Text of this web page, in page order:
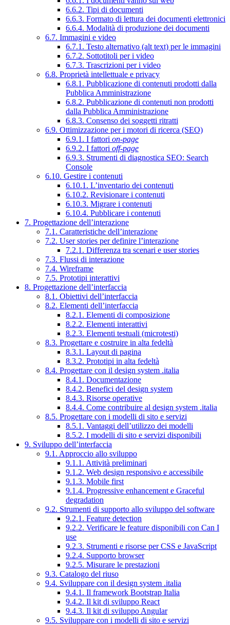
6.6.2. Tipi di documenti
6.6.3. Formato di lettura dei documenti elettronici
6.6.4. Modalità di produzione dei documenti
6.7. Immagini e video
6.7.1. Testo alternativo (alt text) per le immagini
6.7.2. Sottotitoli per i video
6.7.3. Trascrizioni per i video
6.8. Proprietà intellettuale e privacy
6.8.1. Pubblicazione di contenuti prodotti dalla
Pubblica Amministrazione
6.8.2. Pubblicazione di contenuti non prodotti
dalla Pubblica Amministrazione
6.8.3. Consenso dei soggetti ritratti
6.9. Ottimizzazione per i motori di ricerca (SEO)
6.9.1. I fattori on-page
6.9.2. I fattori off-page
6.9.3. Strumenti di diagnostica SEO: Search
Console
6.10. Gestire i contenuti
6.10.1. L’inventario dei contenuti
6.10.2. Revisionare i contenuti
6.10.3. Migrare i contenuti
6.10.4. Pubblicare i contenuti
7. Progettazione dell’interazione
7.1. Caratteristiche dell’interazione
7.2. User stories per definire l’interazione
7.2.1. Differenza tra scenari e user stories
7.3. Flussi di interazione
7.4. Wireframe
7.5. Prototipi interattivi
8. Progettazione dell’interfaccia
8.1. Obiettivi dell’interfaccia
8.2. Elementi dell’interfaccia
8.2.1. Elementi di composizione
8.2.2. Elementi interattivi
8.2.3. Elementi testuali (microtesti)
8.3. Progettare e costruire in alta fedeltà
8.3.1. Layout di pagina
8.3.2. Prototipi in alta fedeltà
8.4. Progettare con il design system .italia
8.4.1. Documentazione
8.4.2. Benefici del design system
8.4.3. Risorse operative
8.4.4. Come contribuire al design system .italia
8.5. Progettare con i modelli di sito e servizi
8.5.1. Vantaggi dell’utilizzo dei modelli
8.5.2. I modelli di sito e servizi disponibili
9. Sviluppo dell’interfaccia
9.1. Approccio allo sviluppo
9.1.1. Attività preliminari
9.1.2. Web design responsivo e accessibile
9.1.3. Mobile first
9.1.4. Progressive enhancement e Graceful
degradation
9.2. Strumenti di supporto allo sviluppo del software
9.2.1. Feature detection
9.2.2. Verificare le feature disponibili con Can I
use
9.2.3. Strumenti e risorse per CSS e JavaScript
9.2.4. Supporto browser
9.2.5. Misurare le prestazioni
9.3. Catalogo del riuso
9.4. Sviluppare con il design system .italia
9.4.1. Il framework Bootstrap Italia
9.4.2. Il kit di sviluppo React
9.4.3. Il kit di sviluppo Angular
9.5. Sviluppare con i modelli di sito e servizi